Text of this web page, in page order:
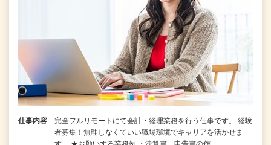
仕事内容
完全フルリモートにて会計・経理業務を行う仕事です。 経験
者募集！無理しなくていい職場環境でキャリアを活かせま